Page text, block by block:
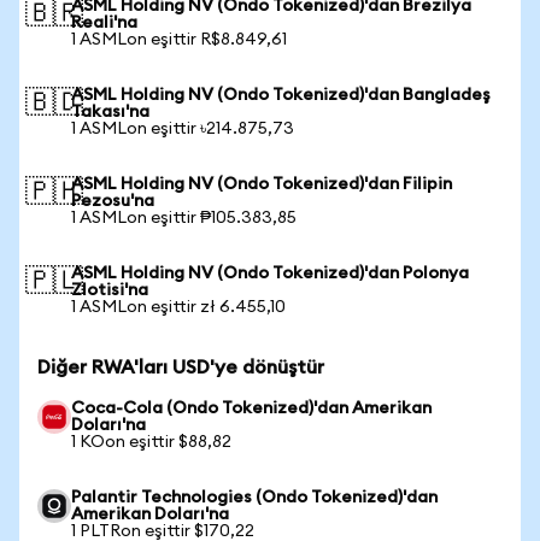
🇧🇷ASML Holding NV (Ondo Tokenized)'dan Brezilya
Reali'na
1 ASMLon eşittir R$8.849,61
🇧🇩ASML Holding NV (Ondo Tokenized)'dan Bangladeş
Takası'na
1 ASMLon eşittir ৳214.875,73
🇵🇭ASML Holding NV (Ondo Tokenized)'dan Filipin
Pezosu'na
1 ASMLon eşittir ₱105.383,85
🇵🇱ASML Holding NV (Ondo Tokenized)'dan Polonya
Zlotisi'na
1 ASMLon eşittir zł 6.455,10
Diğer RWA'ları USD'ye dönüştür
Coca-Cola (Ondo Tokenized)'dan Amerikan
Doları'na
1 KOon eşittir $88,82
Palantir Technologies (Ondo Tokenized)'dan
Amerikan Doları'na
1 PLTRon eşittir $170,22